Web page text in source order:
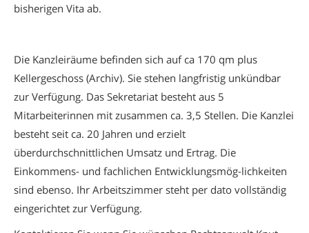
bisherigen Vita ab.
Die Kanzleiräume befinden sich auf ca 170 qm plus
Kellergeschoss (Archiv). Sie stehen langfristig unkündbar
zur Verfügung. Das Sekretariat besteht aus 5
Mitarbeiterinnen mit zusammen ca. 3,5 Stellen. Die Kanzlei
besteht seit ca. 20 Jahren und erzielt
überdurchschnittlichen Umsatz und Ertrag. Die
Einkommens- und fachlichen Entwicklungsmög-lichkeiten
sind ebenso. Ihr Arbeitszimmer steht per dato vollständig
eingerichtet zur Verfügung.